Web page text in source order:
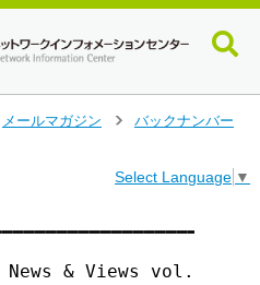
メールマガジン
バックナンバー
Select Language ▼
& Views vol.2183【